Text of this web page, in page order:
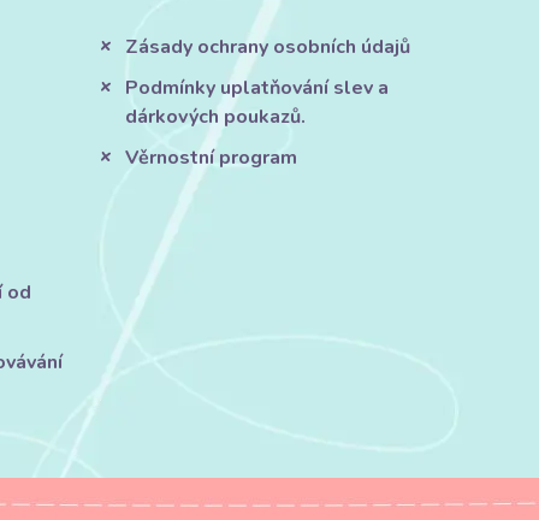
od
Zásady ochrany osobních údajů
Podmínky uplatňování slev a
dárkových poukazů.
Věrnostní program